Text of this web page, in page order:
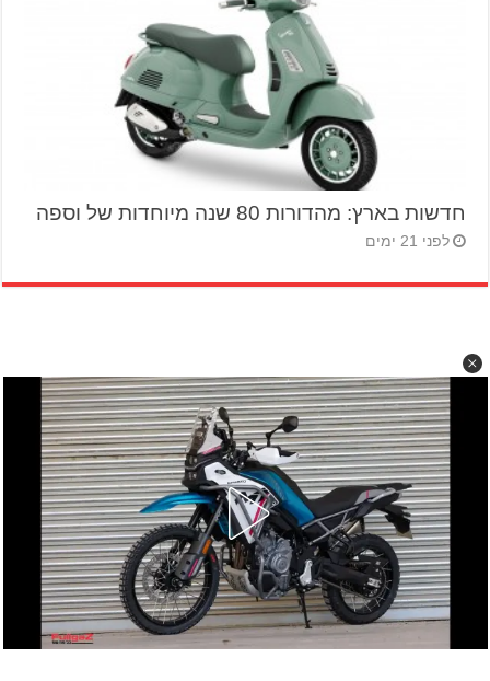
חדשות בארץ: מהדורות 80 שנה מיוחדות של וספה
לפני 21 ימים